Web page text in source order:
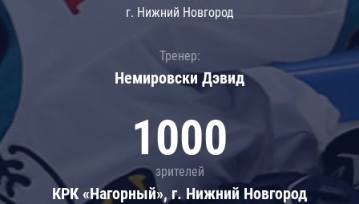
г. Нижний Новгород
Тренер:
Немировски Дэвид
1000
зрителей
КРК «Нагорный», г. Нижний Новгород